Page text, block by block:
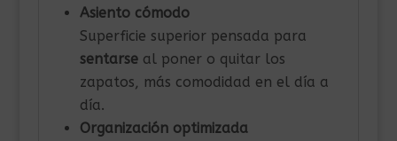
Asiento cómodo
Superficie superior pensada para
sentarseal poner o quitar los
zapatos, más comodidad en el día a
día.
Organización optimizada